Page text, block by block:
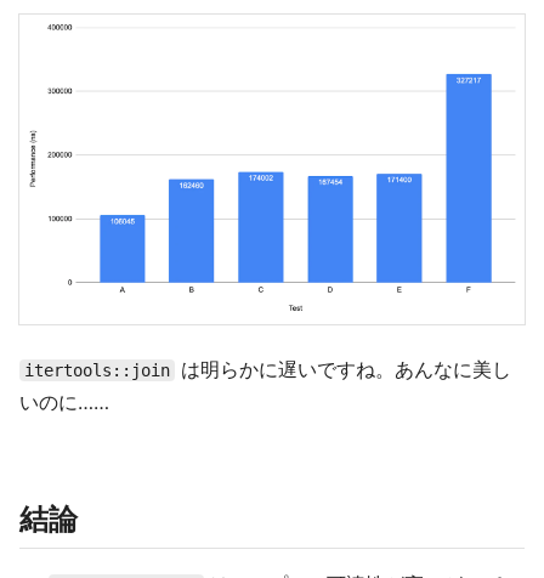
itertools::join
は明らかに遅いですね。あんなに美し
いのに……
結論